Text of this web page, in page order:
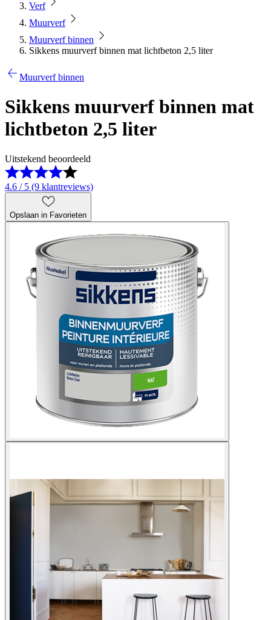
Verf
Muurverf
Muurverf binnen
Sikkens muurverf binnen mat lichtbeton 2,5 liter
Muurverf binnen
Sikkens muurverf binnen mat
lichtbeton 2,5 liter
Uitstekend beoordeeld
4.6 / 5 (9 klantreviews)
Opslaan in Favorieten